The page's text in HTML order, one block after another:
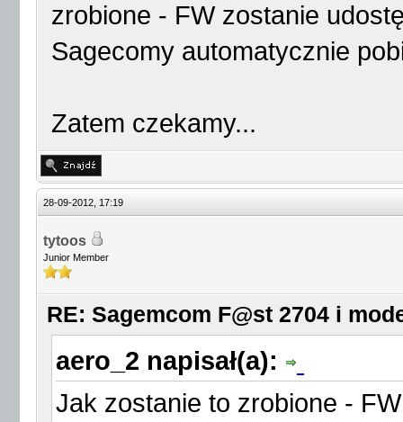
zrobione - FW zostanie
Sagecomy automatycznie
Zatem czekamy...
28-09-2012, 17:19
tytoos
Junior Member
RE: Sagemcom F@st 2704 i
aero_2 napisał(a):
Jak zostanie to zrobione -